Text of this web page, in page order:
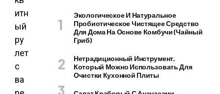
Экологическое И Натуральное
Пробиотическое Чистящее Средство
Для Дома На Основе Комбучи (чайный
Гриб)
Нетрадиционный Инструмент,
Который Можно Использовать Для
Очистки Кухонной Плиты